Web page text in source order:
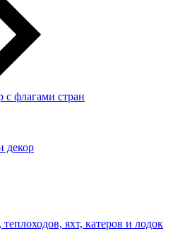
флагами стран
декор
яхт, катеров и лодок